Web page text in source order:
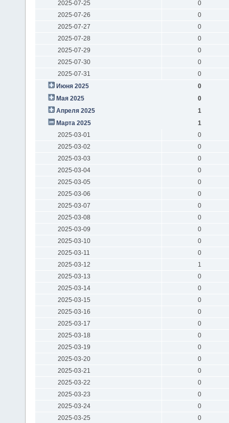
2025-07-25
0
2025-07-26
0
2025-07-27
0
2025-07-28
0
2025-07-29
0
2025-07-30
0
2025-07-31
0
Июня 2025
0
Мая 2025
0
Апреля 2025
1
Марта 2025
1
2025-03-01
0
2025-03-02
0
2025-03-03
0
2025-03-04
0
2025-03-05
0
2025-03-06
0
2025-03-07
0
2025-03-08
0
2025-03-09
0
2025-03-10
0
2025-03-11
0
2025-03-12
1
2025-03-13
0
2025-03-14
0
2025-03-15
0
2025-03-16
0
2025-03-17
0
2025-03-18
0
2025-03-19
0
2025-03-20
0
2025-03-21
0
2025-03-22
0
2025-03-23
0
2025-03-24
0
2025-03-25
0